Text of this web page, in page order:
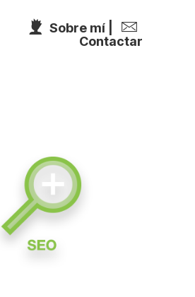
Sobre mí Contactar
Sobre mí|
Contactar